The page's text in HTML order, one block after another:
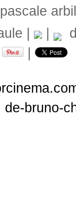
pascale
de-bruno-